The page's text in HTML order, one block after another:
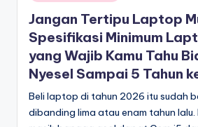
in
Jangan Tertipu Laptop
Spesifikasi Minimum
yang Wajib Kamu Tahu
Nyesel Sampai 5 Tahun
Beli laptop di tahun 2026 itu sudah
dibanding lima atau enam tahun lalu.